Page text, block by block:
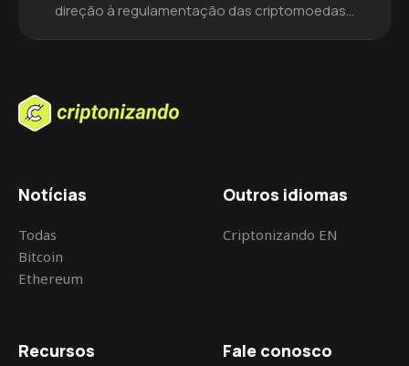
direção à regulamentação das criptomoedas,
acordo de US$ 300 milhões com as
Notícias
Todas
Bitcoin
Ethereum
Outros idiomas
Criptonizando EN
Recursos Fale conosco